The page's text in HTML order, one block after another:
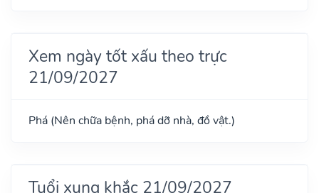
Xem ngày tốt xấu theo trực
21/09/2027
Phá (Nên chữa bệnh, phá dỡ nhà, đồ vật.)
Tuổi xung khắc 21/09/2027